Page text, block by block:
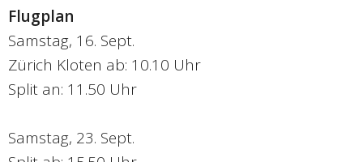
Flugplan
Samstag, 16. Sept.
Zürich Kloten ab: 10.10 Uhr
Split an: 11.50 Uhr
Samstag, 23. Sept.